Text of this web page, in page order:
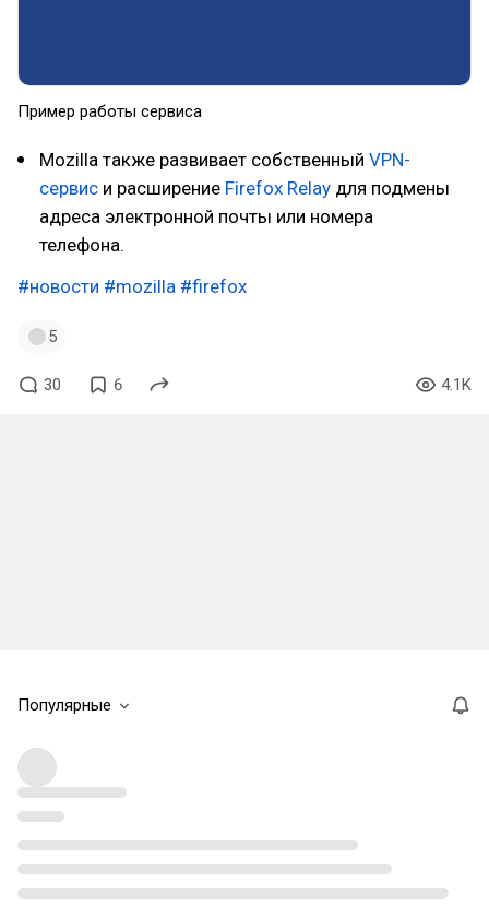
Пример работы сервиса
Mozilla также развивает собственный VPN-
сервис и расширение Firefox Relay для подмены
адреса электронной почты или номера
телефона.
#новости #mozilla #firefox
5
30 6 4.1K
Популярные